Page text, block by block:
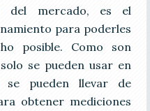
del mercado, es el
para poderles
posible. Como son
se pueden usar en
se pueden llevar de
obtener mediciones